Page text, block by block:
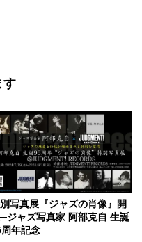
す
写真展『ジャズの肖像』開
ジャズ写真家 阿部克自 生誕
年記念